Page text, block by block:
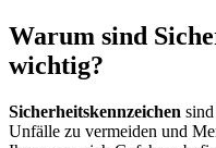
Warum sind
wichtig?
Sicherheitskennzeichen
Unfälle zu vermeiden und